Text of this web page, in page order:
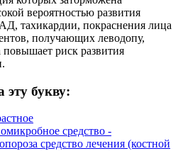
вероятностью развития
тахикардии, покраснения лица
получающих леводопу,
риск развития
эту букву:
средство -
средство лечения (костной